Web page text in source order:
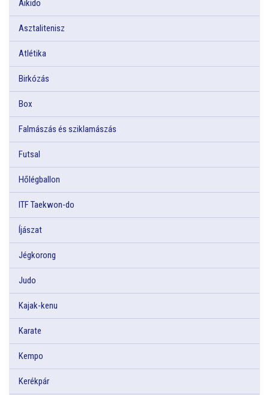
Aikido
Asztalitenisz
Atlétika
Birkózás
Box
Falmászás és sziklamászás
Futsal
Hőlégballon
ITF Taekwon-do
Íjászat
Jégkorong
Judo
Kajak-kenu
Karate
Kempo
Kerékpár